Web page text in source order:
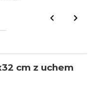
cm z uchem